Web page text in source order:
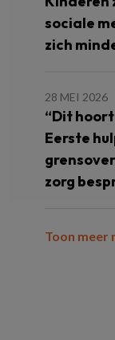
sociale
zich
28 MEI 2026
“Dit
Eerste
zorg
Toon meer